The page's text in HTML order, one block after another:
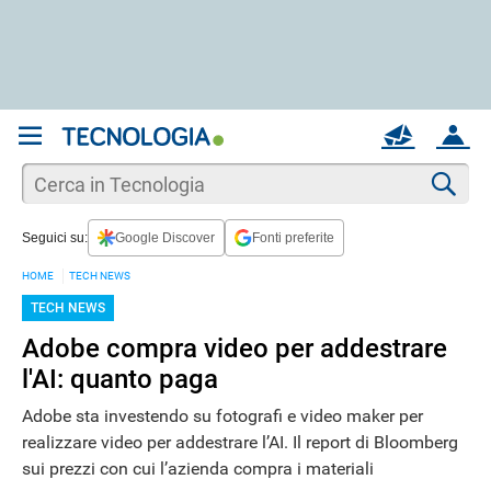
ACCOUNT
MAIL
Seguici su: Google Discover Fonti preferite
HOME TECH NEWS
TECH NEWS
Adobe compra video per addestrare
l'AI: quanto paga
Adobe sta investendo su fotografi e video maker per
realizzare video per addestrare l’AI. Il report di Bloomberg
sui prezzi con cui l’azienda compra i materiali